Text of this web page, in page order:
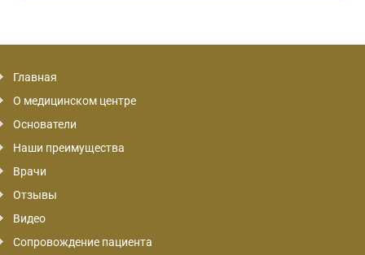
Главная
О медицинском центре
Основатели
Наши преимущества
Врачи
Отзывы
Видео
Сопровождение пациента